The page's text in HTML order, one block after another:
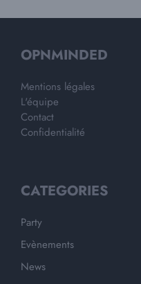
OPNMINDED
Mentions légales
L'équipe
Contact
Confidentialité
CATEGORIES
Party
Evènements
News